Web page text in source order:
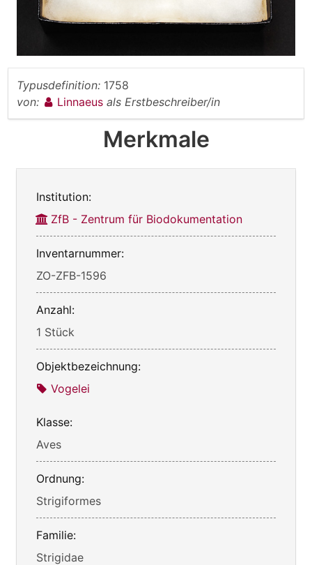
Typusdefinition: 1758
von:
Linnaeus als Erstbeschreiber/in
Merkmale
Institution:
ZfB - Zentrum für Biodokumentation
Inventarnummer:
ZO-ZFB-1596
Anzahl:
1 Stück
Objektbezeichnung:
Vogelei
Klasse:
Aves
Ordnung:
Strigiformes
Familie:
Strigidae